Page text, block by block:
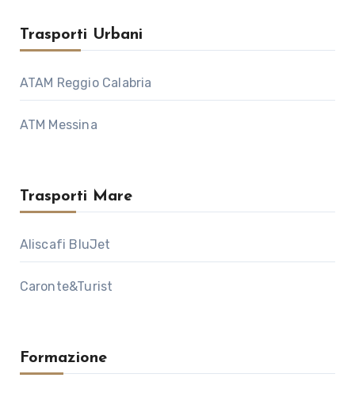
Trasporti Urbani
ATAM Reggio Calabria
ATM Messina
Trasporti Mare
Aliscafi BluJet
Caronte&Turist
Formazione